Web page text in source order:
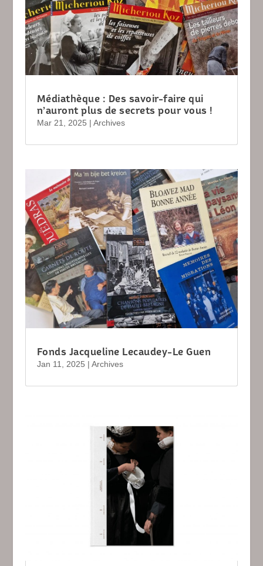
Médiathèque : Des savoir-faire qui
n’auront plus de secrets pour vous !
Mar 21, 2025 | Archives
Fonds Jacqueline Lecaudey-Le Guen
Jan 11, 2025 | Archives